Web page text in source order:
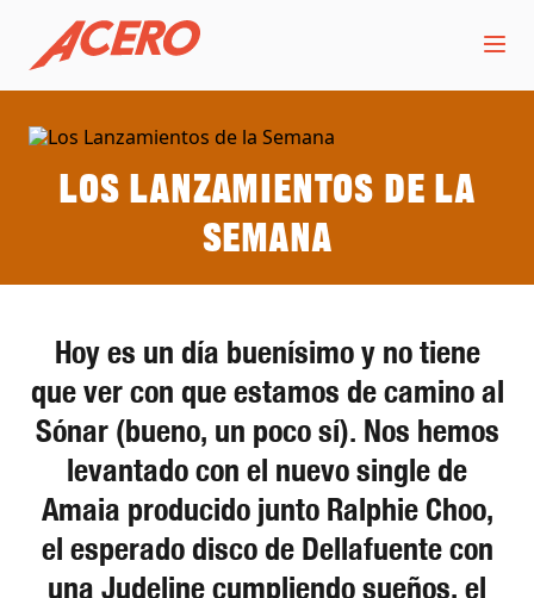
Los Lanzamientos de la
Semana
Hoy es un día buenísimo y no tiene
que ver con que estamos de camino al
Sónar (bueno, un poco sí). Nos hemos
levantado con el nuevo single de
Amaia producido junto Ralphie Choo,
el esperado disco de Dellafuente con
una Judeline cumpliendo sueños, el